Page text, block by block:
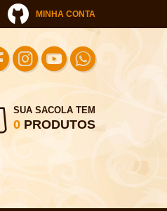
MINHA CONTA
SUA SACOLA TEM
0PRODUTOS